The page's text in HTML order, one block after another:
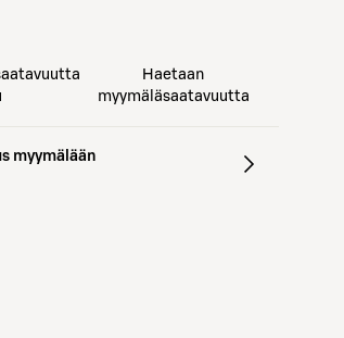
Haetaan
myymäläsaatavuutta
myymälään